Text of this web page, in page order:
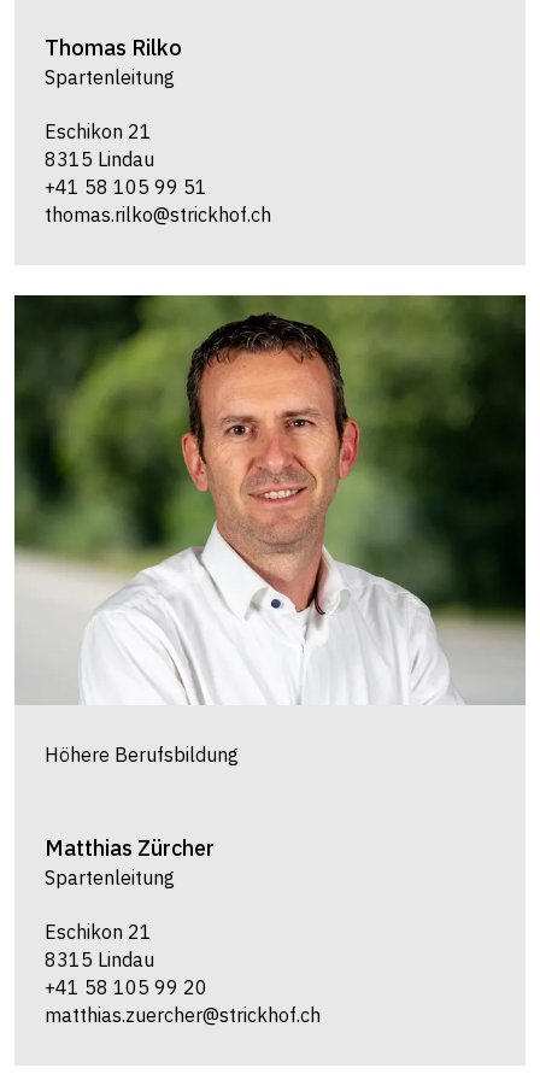
Thomas Rilko
Spartenleitung
Eschikon 21
8315 Lindau
+41 58 105 99 51
thomas.rilko@strickhof.ch
Höhere Berufsbildung
Matthias Zürcher
Spartenleitung
Eschikon 21
8315 Lindau
+41 58 105 99 20
matthias.zuercher@strickhof.ch